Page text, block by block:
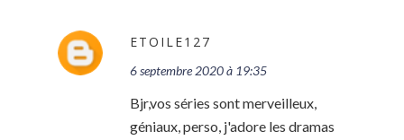
ETOILE127
6 septembre 2020 à 19:35
Bjr,vos séries sont merveilleux,
géniaux, perso, j'adore les dramas